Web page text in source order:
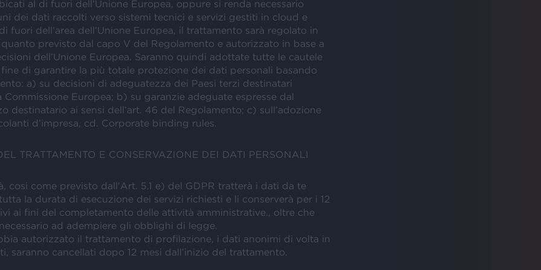
al di fuori dell’Unione Europea, oppure si renda necessario
dei dati raccolti verso sistemi tecnici e servizi gestiti in cloud e
fuori dell’area dell’Unione Europea, il trattamento sarà regolato in
previsto dal capo V del Regolamento e autorizzato in base a
dell’Unione Europea. Saranno quindi adottate tutte le cautele
fine di garantire la più totale protezione dei dati personali basando
a) su decisioni di adeguatezza dei Paesi terzi destinatari
Commissione Europea; b) su garanzie adeguate espresse dal
destinatario ai sensi dell’art. 46 del Regolamento; c) sull’adozione
d’impresa, cd. Corporate binding rules.
TRATTAMENTO E CONSERVAZIONE DEI DATI PERSONALI
cosi come previsto dall'Art. 5.1 e) del GDPR tratterà i dati da te
la durata di esecuzione dei servizi richiesti e li conserverà per i 12
ai fini del completamento delle attività amministrative., oltre che
ad adempiere gli obblighi di legge.
autorizzato il trattamento di profilazione, i dati anonimi di volta in
saranno cancellati dopo 12 mesi dall’inizio del trattamento.